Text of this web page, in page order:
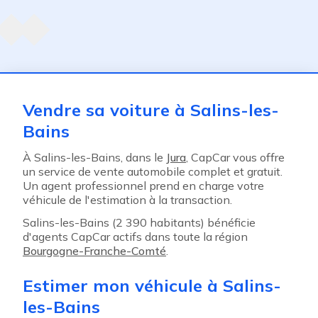
Vendre sa voiture à Salins-les-
Bains
À Salins-les-Bains, dans le Jura, CapCar vous offre
un service de vente automobile complet et gratuit.
Un agent professionnel prend en charge votre
véhicule de l'estimation à la transaction.
Salins-les-Bains (2 390 habitants) bénéficie
d'agents CapCar actifs dans toute la région
Bourgogne-Franche-Comté.
Estimer mon véhicule à Salins-
les-Bains